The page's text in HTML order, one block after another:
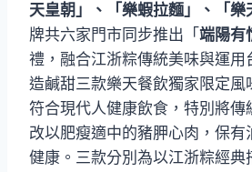
天皇朝」、「樂蝦拉麵」、「樂
牌共六家門市同步推出「 端陽有
禮，融合江浙粽傳統美味與運用
造鹹甜三款樂天餐飲獨家限定風
符合現代人健康飲食，特別將傳
改以肥瘦適中的豬胛心肉，保有
健康。三款分別為以江浙粽經典